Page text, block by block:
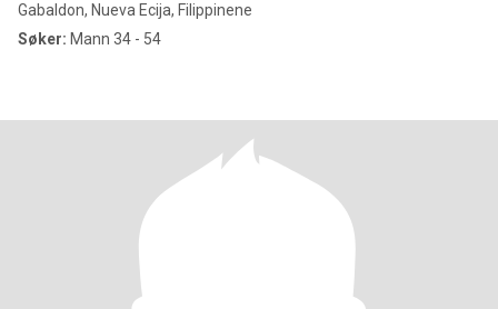
Gabaldon, Nueva Ecija, Filippinene
Søker: Mann 34 - 54